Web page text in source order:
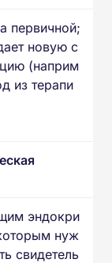
первичной;
новую с
(наприм
из терапи
эндокри
нуж
свидетель